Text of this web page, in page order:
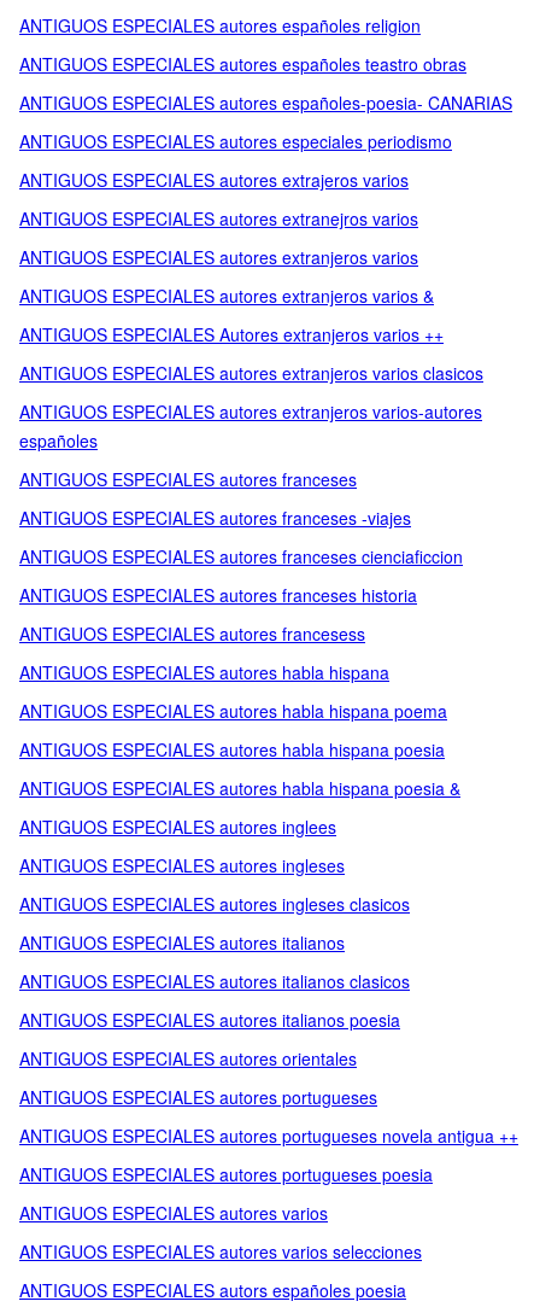
ANTIGUOS ESPECIALES autores españoles religion
ANTIGUOS ESPECIALES autores españoles teastro obras
ANTIGUOS ESPECIALES autores españoles-poesia- CANARIAS
ANTIGUOS ESPECIALES autores especiales periodismo
ANTIGUOS ESPECIALES autores extrajeros varios
ANTIGUOS ESPECIALES autores extranejros varios
ANTIGUOS ESPECIALES autores extranjeros varios
ANTIGUOS ESPECIALES autores extranjeros varios &
ANTIGUOS ESPECIALES Autores extranjeros varios ++
ANTIGUOS ESPECIALES autores extranjeros varios clasicos
ANTIGUOS ESPECIALES autores extranjeros varios-autores
españoles
ANTIGUOS ESPECIALES autores franceses
ANTIGUOS ESPECIALES autores franceses -viajes
ANTIGUOS ESPECIALES autores franceses cienciaficcion
ANTIGUOS ESPECIALES autores franceses historia
ANTIGUOS ESPECIALES autores francesess
ANTIGUOS ESPECIALES autores habla hispana
ANTIGUOS ESPECIALES autores habla hispana poema
ANTIGUOS ESPECIALES autores habla hispana poesia
ANTIGUOS ESPECIALES autores habla hispana poesia &
ANTIGUOS ESPECIALES autores inglees
ANTIGUOS ESPECIALES autores ingleses
ANTIGUOS ESPECIALES autores ingleses clasicos
ANTIGUOS ESPECIALES autores italianos
ANTIGUOS ESPECIALES autores italianos clasicos
ANTIGUOS ESPECIALES autores italianos poesia
ANTIGUOS ESPECIALES autores orientales
ANTIGUOS ESPECIALES autores portugueses
ANTIGUOS ESPECIALES autores portugueses novela antigua ++
ANTIGUOS ESPECIALES autores portugueses poesia
ANTIGUOS ESPECIALES autores varios
ANTIGUOS ESPECIALES autores varios selecciones
ANTIGUOS ESPECIALES autors españoles poesia